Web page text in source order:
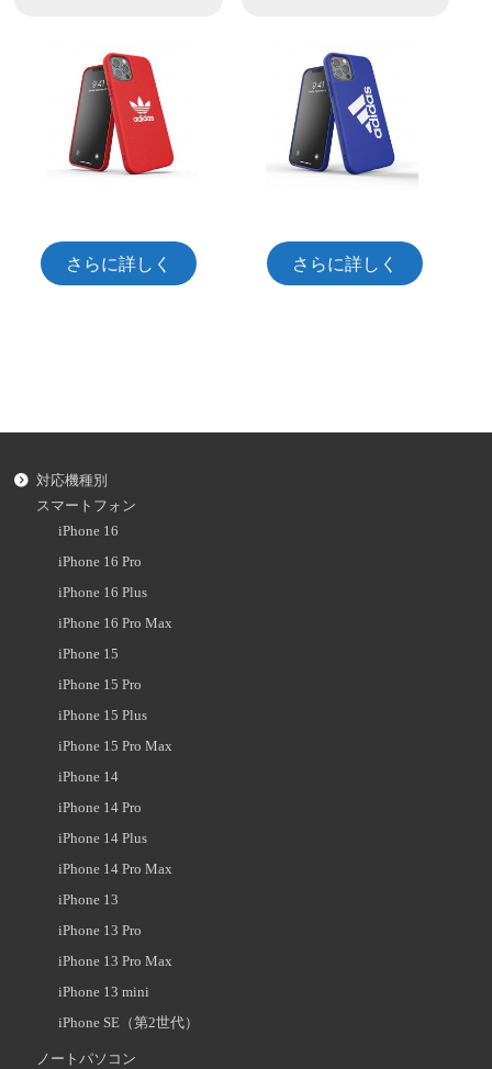
さらに詳しく さらに詳しく
対応機種別
スマートフォン
iPhone 16
iPhone 16 Pro
iPhone 16 Plus
iPhone 16 Pro Max
iPhone 15
iPhone 15 Pro
iPhone 15 Plus
iPhone 15 Pro Max
iPhone 14
iPhone 14 Pro
iPhone 14 Plus
iPhone 14 Pro Max
iPhone 13
iPhone 13 Pro
iPhone 13 Pro Max
iPhone 13 mini
iPhone SE（第2世代）
ノートパソコン